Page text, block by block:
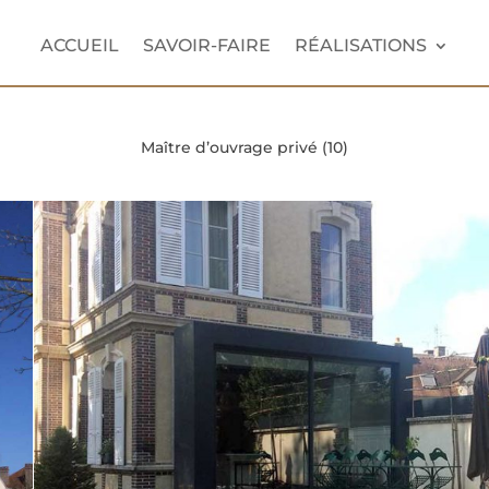
ACCUEIL SAVOIR-FAIRE RÉALISATIONS
Maître d’ouvrage privé (10)